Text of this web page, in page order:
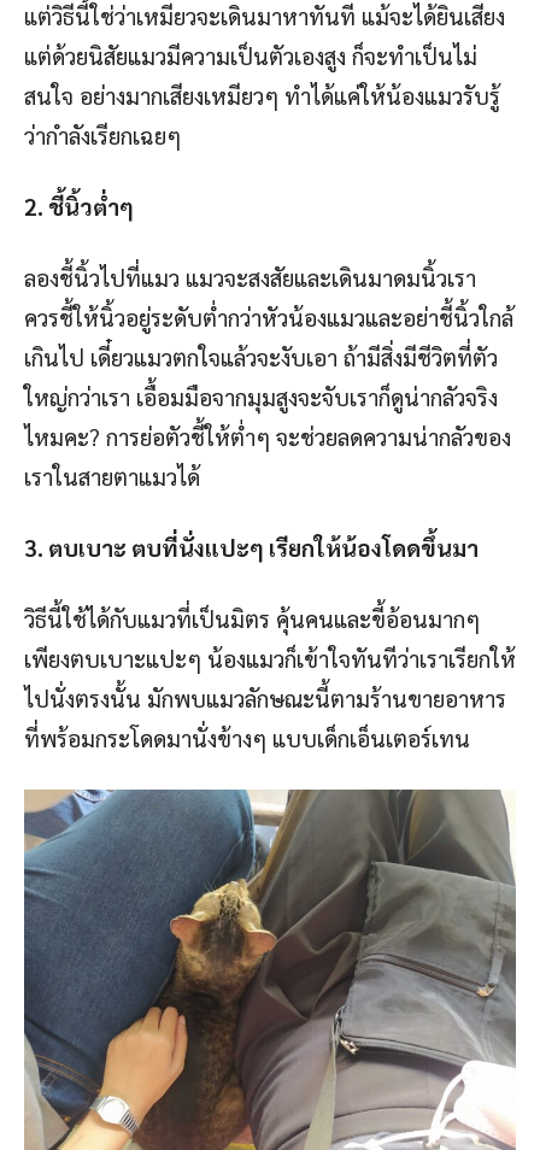
แต่วิธีนี้ใช่ว่าเหมียวจะเดินมาหาทันที แม้จะได้ยินเสียง
แต่ด้วยนิสัยแมวมีความเป็นตัวเองสูง ก็จะทำเป็นไม่
สนใจ อย่างมากเสียงเหมียวๆ ทำได้แค่ให้น้องแมวรับรู้
ว่ากำลังเรียกเฉยๆ
2. ชี้นิ้วต่ำๆ
ลองชี้นิ้วไปที่แมว แมวจะสงสัยและเดินมาดมนิ้วเรา
ควรชี้ให้นิ้วอยู่ระดับต่ำกว่าหัวน้องแมวและอย่าชี้นิ้วใกล้
เกินไป เดี๋ยวแมวตกใจแล้วจะงับเอา ถ้ามีสิ่งมีชีวิตที่ตัว
ใหญ่กว่าเรา เอื้อมมือจากมุมสูงจะจับเราก็ดูน่ากลัวจริง
ไหมคะ? การย่อตัวชี้ให้ต่ำๆ จะช่วยลดความน่ากลัวของ
เราในสายตาแมวได้
3. ตบเบาะ ตบที่นั่งแปะๆ เรียกให้น้องโดดขึ้นมา
วิธีนี้ใช้ได้กับแมวที่เป็นมิตร คุ้นคนและขี้อ้อนมากๆ
เพียงตบเบาะแปะๆ น้องแมวก็เข้าใจทันทีว่าเราเรียกให้
ไปนั่งตรงนั้น มักพบแมวลักษณะนี้ตามร้านขายอาหาร
ที่พร้อมกระโดดมานั่งข้างๆ แบบเด็กเอ็นเตอร์เทน